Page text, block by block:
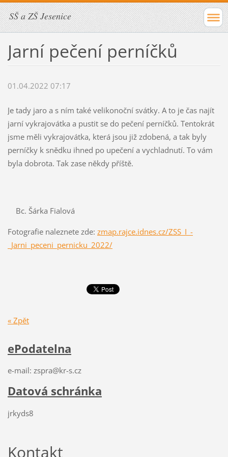
SŠ a ZŠ Jesenice
Jarní pečení perníčků
01.04.2022 07:17
Je tady jaro a s ním také velikonoční svátky. A to je čas najít
jarní vykrajovátka a pustit se do pečení perníčků. Tentokrát
jsme měli vykrajovátka, která jsou již zdobená, a tak byly
perníčky k snědku ihned po upečení a vychladnutí. To vám
byla dobrota. Tak zase někdy příště.
Bc. Šárka Fialová
Fotografie naleznete zde: zmap.rajce.idnes.cz/ZSS_I_-
_Jarni_peceni_pernicku_2022/
« Zpět
ePodatelna
e-mail: zspra@kr-s.cz
Datová schránka
jrkyds8
Kontakt